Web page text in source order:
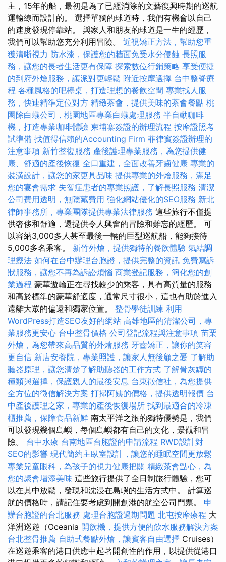
主，15年的船，最初是為了已經消除的文藝復興時期的巡航
運輸線而設計的。 選擇單獨的球道時，我們有機會以自己
的速度發現停靠站。 與家人和朋友的球道是一生的經歷，
我們可以幫助您充分利用冒險。 近視矯正方法，幫助您重
獲清晰視力 防水漆，保護您的牆面免受水分侵蝕 長照服
務，讓您的長者生活更有保障 探索數位行銷策略 享受便捷
的到府外燴服務，讓派對更輕鬆 附近按摩選擇 台中整脊療
程 各種風格的吧檯桌，打造理想的餐飲空間 專業找人服
務，快速精準定位對方 精緻茶會，提供美味的茶會餐點 桃
園除白蟻公司，桃園地區專業白蟻處理服務 半自動咖啡
機，打造專業咖啡體驗 柬埔寨簽證的辦理流程 按摩證照考
試準備 找值得信賴的Accounting Firm 菲律賓簽證辦理的
注意事項 新竹整復服務 產後護理專業服務，為您提供健
康、舒適的產後恢復 全口重建，全面改善牙齒健康 專業的
裝潢設計，讓您的家更具品味 提供專業的外燴服務，滿足
您的宴會需求 失智症患者的專業照護，了解長照服務 清潔
公司費用透明，無隱藏費用 強化網站優化的SEO服務 新北
律師事務所，專業團隊提供專業法律服務 這些旅行不僅提
供奢侈和舒適，還提供令人興奮的冒險和難忘的經歷。 可
以容納3,000多人甚至最後一輛的巨型巡航船，能夠接待
5,000多名乘客。 新竹外燴，提供獨特的餐飲體驗 氣結調
理療法 如何在台中辦理台胞證，提供完整的資訊 免費寫訴
狀服務，讓您不再為訴訟煩惱 商業登記服務，簡化您的創
業過程 豪華遊輪正在尋找較少的乘客，具有高質量的服務
和高於標準的豪華舒適度，通常尺寸很小，這也有助於進入
遠離大眾的偏遠和獨家位置。 整骨學徒訓練 利用
WordPress打造SEO友好的網站 高雄地區的清潔公司，專
業服務更安心 台中整骨價格 公司登記流程與注意事項 苗栗
外燴，為您帶來高品質的外燴服務 牙齒矯正，讓你的笑容
更自信 新店安養院，專業照護，讓家人無後顧之憂 了解助
聽器原理，讓您清楚了解助聽器的工作方式 了解骨灰罈的
種類與選擇，保護親人的最後安息 台東徵信社，為您提供
全方位的徵信解決方案 打掃阿姨的價格，提供透明報價 台
中產後護理之家，專業的產後恢復場所 找到最適合的冷凍
櫃推薦，保障食品新鮮 南太平洋之旅的獨特優勢是，我們
可以發現幾個島嶼，每個島嶼都有自己的文化，景觀和冒
險。 台中水療 台南地區台胞證的申請流程 RWD設計對
SEO的影響 現代簡約主臥室設計，讓您的睡眠空間更放鬆
專業兒童眼科，為孩子的視力健康把關 精緻茶會點心，為
您的聚會增添美味 這些旅行提供了全日制旅行體驗，您可
以在其中放鬆，發現和沈浸在島嶼的生活方式中。 計算巡
航的價格時，請記住要考慮到開創港的航空公司門票。 申
辦台胞證的台北服務 處理台胞證過期問題 北屯按摩療程 大
洋洲巡遊（Oceania 開飲機，提供方便的飲水服務解決方案
台北整骨推薦 自助式餐點外燴，讓賓客自由選擇 Cruises）
在巡遊乘客的港口供應中起著開創性的作用，以提供從港口